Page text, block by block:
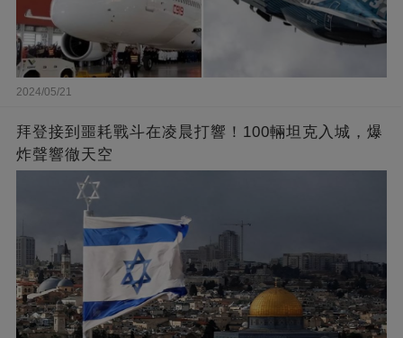
2024/05/21
拜登接到噩耗戰斗在凌晨打響！100輛坦克入城，爆
炸聲響徹天空